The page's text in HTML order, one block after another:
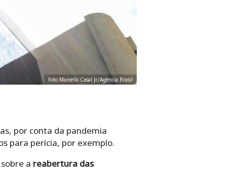
Foto:Marcello Casal Jr./Agência Brasil
por conta da pandemia
para perícia, por exemplo.
a reabertura das